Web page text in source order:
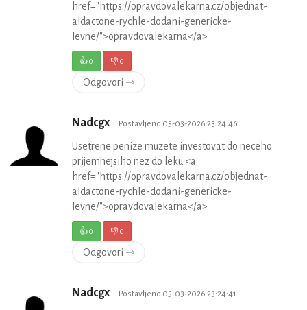
href="https://opravdovalekarna.cz/objednat-
aldactone-rychle-dodani-genericke-
levne/">opravdovalekarna</a>
👍0 👎0
Odgovori ⇾
Nadcgx Postavljeno 05-03-2026 23:24:46
Usetrene penize muzete investovat do neceho
prijemnejsiho nez do leku <a
href="https://opravdovalekarna.cz/objednat-
aldactone-rychle-dodani-genericke-
levne/">opravdovalekarna</a>
👍0 👎0
Odgovori ⇾
Nadcgx Postavljeno 05-03-2026 23:24:41